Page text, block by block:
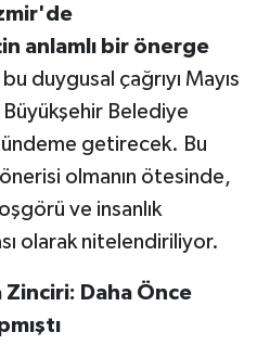
anlamlı bir önerge
duygusal çağrıyı Mayıs
Büyükşehir Belediye
getirecek. Bu
olmanın ötesinde,
ve insanlık
olarak nitelendiriliyor.
Daha Önce